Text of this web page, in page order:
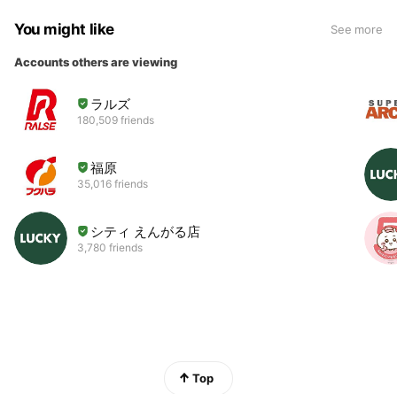
You might like See more
Accounts others are viewing
ラルズ
180,509 friends
福原
35,016 friends
シティ えんがる店
3,780 friends
Top